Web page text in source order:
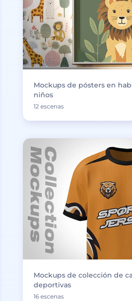
Mockups de pósters en
niños
12 escenas
Mockups de colección de
deportivas
16 escenas